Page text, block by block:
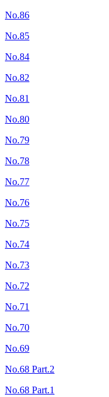
No.86
No.85
No.84
No.82
No.81
No.80
No.79
No.78
No.77
No.76
No.75
No.74
No.73
No.72
No.71
No.70
No.69
No.68 Part.2
No.68 Part.1